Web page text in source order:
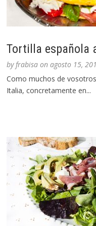
Tortilla española
byfrabisa onagosto 15,
Como muchos de
Italia, concretamente en...